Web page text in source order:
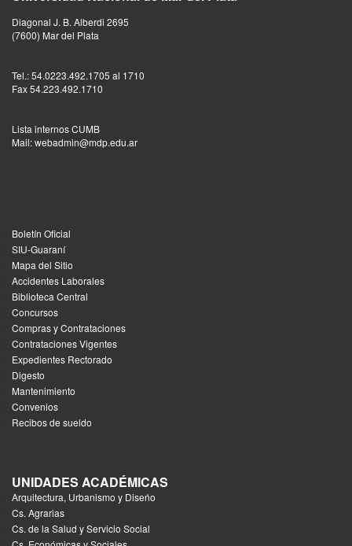
Diagonal J. B. Alberdi 2695
(7600) Mar del Plata
Tel.: 54.0223.492.1705 al 1710
Fax 54.223.492.1710
Lista internos CUMB
Mail: webadmin@mdp.edu.ar
Boletín Oficial
SIU-Guaraní
Mapa del Sitio
Accidentes Laborales
Biblioteca Central
Concursos
Compras y Contrataciones
Contrataciones Vigentes
Expedientes Rectorado
Digesto
Mantenimiento
Convenios
Recibos de sueldo
UNIDADES ACADÉMICAS
Arquitectura, Urbanismo y Diseńo
Cs. Agrarias
Cs. de la Salud y Servicio Social